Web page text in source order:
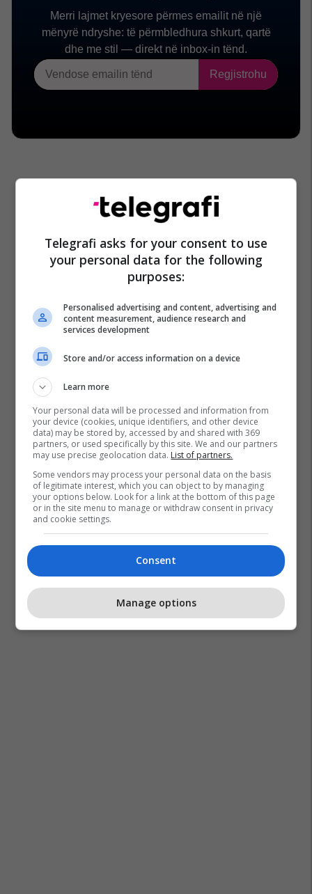
Telegrafi asks for your consent to use
your personal data for the following
purposes:
Personalised advertising and content, advertising and
content measurement, audience research and
services development
Store and/or access information on a device
Learn more
Your personal data will be processed and information from
your device (cookies, unique identifiers, and other device
data) may be stored by, accessed by and shared with 369
partners, or used specifically by this site. We and our partners
may use precise geolocation data. List of partners.
Some vendors may process your personal data on the basis
of legitimate interest, which you can object to by managing
your options below. Look for a link at the bottom of this page
or in the site menu to manage or withdraw consent in privacy
and cookie settings.
Consent
Manage options